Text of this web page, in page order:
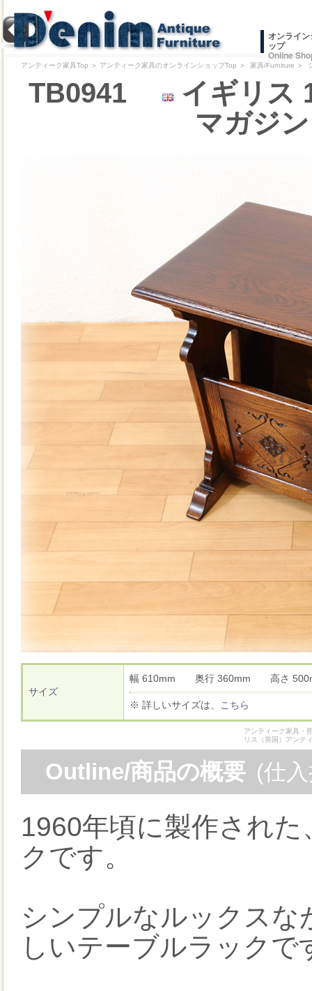
オンライ
ップ
Online
アンティーク家具Top ＞ アンティーク家具のオンラインショップTop ＞ 家具/Furniture ＞
TB0941
イギリス
マガジ
サイズ
幅 610mm 奥行 360mm 高さ
※ 詳しいサイズは、 こちら
アンティーク家具・
リス（英国）アンテ
Outline/商品の概要 (仕
1960年頃に製作され
クです。
シンプルなルックスな
しいテーブルラックで